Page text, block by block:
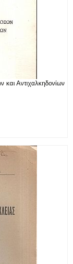
και Αντιχαλκηδονίων